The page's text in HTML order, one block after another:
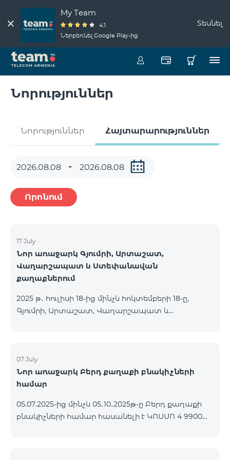
My Team
4.1
Ներբեռնել Google Play-ից
Տեսնել
Նորություններ
Նորություններ Հայտարարություններ
Որոնում
17 July
Նոր առաջարկ Գյումրի, Արտաշատ,
Վաղարշապատ և Ստեփանավան
քաղաքներում
2025 թ․ հուլիսի 18-ից մինչև հոկտեմբերի 18-ը,
Գյումրի, Արտաշատ, Վաղարշապատ և
զեղչով առաջին 6 ամիսների համար, 12 ամիս
բաժանորդագրության դեպքում․ Անվանում
Հիմնական արժեք Զեղչված արժեք 1-6 ամիսների
ԿՈՍՄՈ 3 7400 Մարզային 7400 3700 ԿՈՍՄՈ 4 9900
Մարզային 9900 4950
07 July
Նոր առաջարկ Բերդ քաղաքի բնակիչների
համար
05.07.2025-ից մինչև 05․10․2025թ-ը Բերդ քաղաքի
բնակիչների համար հասանելի է ԿՈՍՄՈ 4 9900